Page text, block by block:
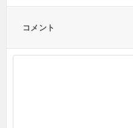
コメント